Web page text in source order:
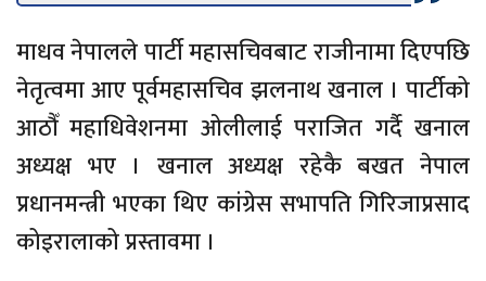
माधव नेपालले पार्टी महासचिवबाट राजीनामा दिएपछि
नेतृत्वमा आए पूर्वमहासचिव झलनाथ खनाल । पार्टीको
आठौँ महाधिवेशनमा ओलीलाई पराजित गर्दै खनाल
अध्यक्ष भए । खनाल अध्यक्ष रहेकै बखत नेपाल
प्रधानमन्त्री भएका थिए कांग्रेस सभापति गिरिजाप्रसाद
कोइरालाको प्रस्तावमा ।